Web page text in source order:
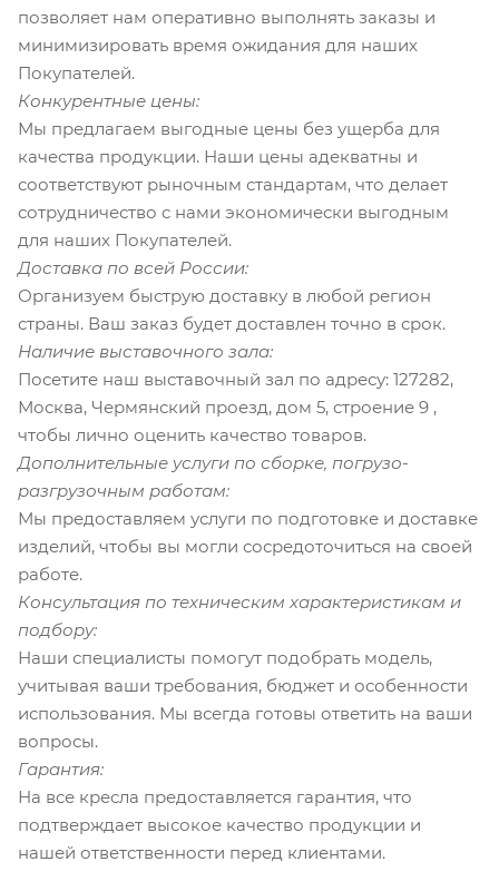
позволяет нам оперативно выполнять заказы и
минимизировать время ожидания для наших
Покупателей.
Конкурентные цены:
Мы предлагаем выгодные цены без ущерба для
качества продукции. Наши цены адекватны и
соответствуют рыночным стандартам, что делает
сотрудничество с нами экономически выгодным
для наших Покупателей.
Доставка по всей России:
Организуем быструю доставку в любой регион
страны. Ваш заказ будет доставлен точно в срок.
Наличие выставочного зала:
Посетите наш выставочный зал по адресу: 127282,
Москва, Чермянский проезд, дом 5, строение 9 ,
чтобы лично оценить качество товаров.
Дополнительные услуги по сборке, погрузо-
разгрузочным работам:
Мы предоставляем услуги по подготовке и доставке
изделий, чтобы вы могли сосредоточиться на своей
работе.
Консультация по техническим характеристикам и
подбору:
Наши специалисты помогут подобрать модель,
учитывая ваши требования, бюджет и особенности
использования. Мы всегда готовы ответить на ваши
вопросы.
Гарантия:
На все кресла предоставляется гарантия, что
подтверждает высокое качество продукции и
нашей ответственности перед клиентами.